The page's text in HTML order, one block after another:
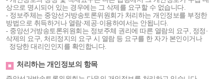
상으로 명시되어 있는 경우에는 그 삭제를 요구할 수 없습니다.
- 정보주체는 중앙선거방송토론위원회가 처리하는 개인정보를 부정한
방법으로 취득하거나 열람·제공·이용하여서는 안됩니다.
- 중앙선거방송토론위원회는 정보주체 권리에 따른 열람의 요구, 정정·
삭제의 요구, 처리정지의 요구 시 열람 등 요구를 한 자가 본인이거나
정당한 대리인인지를 확인합니다.
처리하는 개인정보의 항목